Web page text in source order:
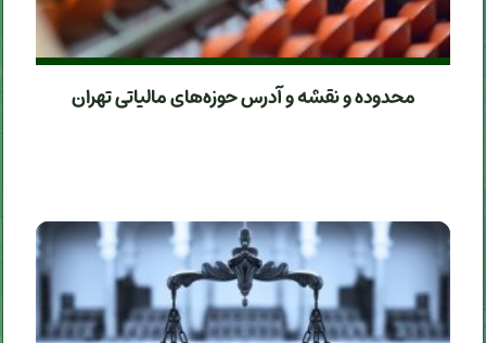
محدوده و نقشه و آدرس حوزه‌های مالیاتی تهران